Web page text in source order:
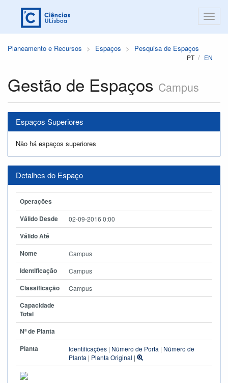
Planeamento e Recursos Espaços Pesquisa de Espaços
PT EN
Gestão de Espaços Campus
Espaços Superiores
Não há espaços superiores
Detalhes do Espaço
Operações
Válido Desde
02-09-2016 0:00
Válido Até
Nome
Campus
Identificação Campus
Classificação Campus
Capacidade
Total
Nº de Planta
Planta
Identificações | Número de Porta | Número de
Planta | Planta Original |